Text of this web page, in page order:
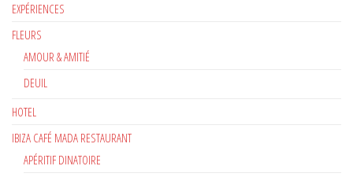
EXPÉRIENCES
FLEURS
AMOUR & AMITIÉ
DEUIL
HOTEL
IBIZA CAFÉ MADA RESTAURANT
APÉRITIF DINATOIRE